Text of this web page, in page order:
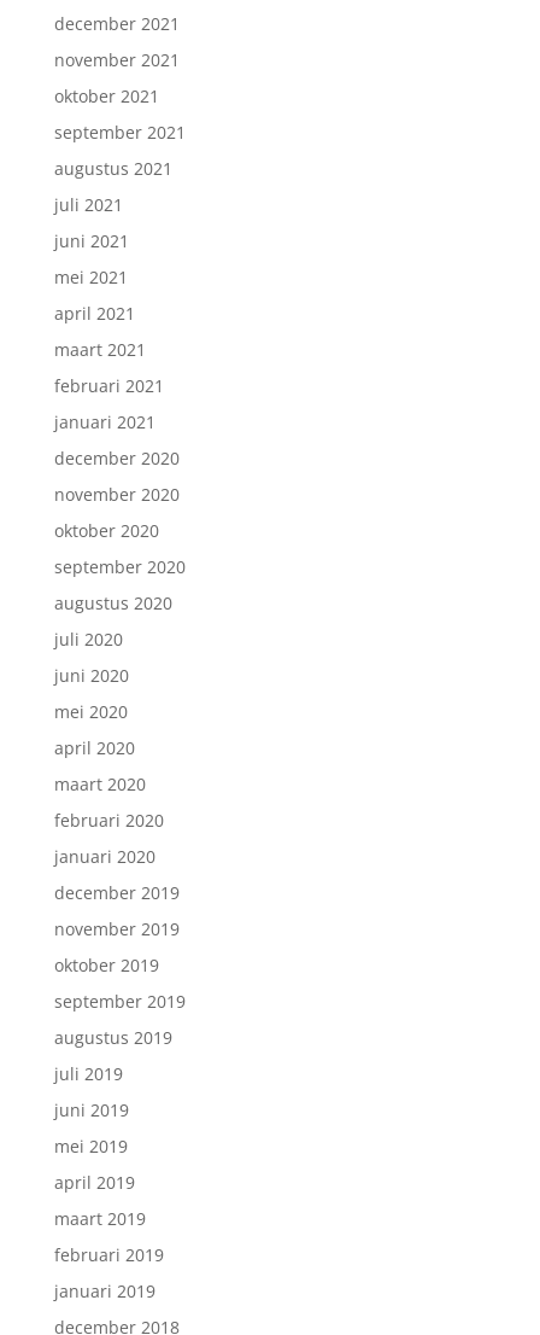
december 2021
november 2021
oktober 2021
september 2021
augustus 2021
juli 2021
juni 2021
mei 2021
april 2021
maart 2021
februari 2021
januari 2021
december 2020
november 2020
oktober 2020
september 2020
augustus 2020
juli 2020
juni 2020
mei 2020
april 2020
maart 2020
februari 2020
januari 2020
december 2019
november 2019
oktober 2019
september 2019
augustus 2019
juli 2019
juni 2019
mei 2019
april 2019
maart 2019
februari 2019
januari 2019
december 2018